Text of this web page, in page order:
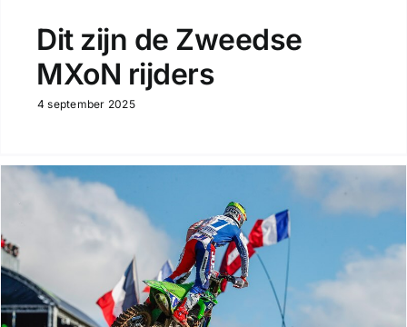
Dit zijn de Zweedse
MXoN rijders
4 september 2025